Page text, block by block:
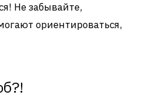
Не забывайте,
ориентироваться,